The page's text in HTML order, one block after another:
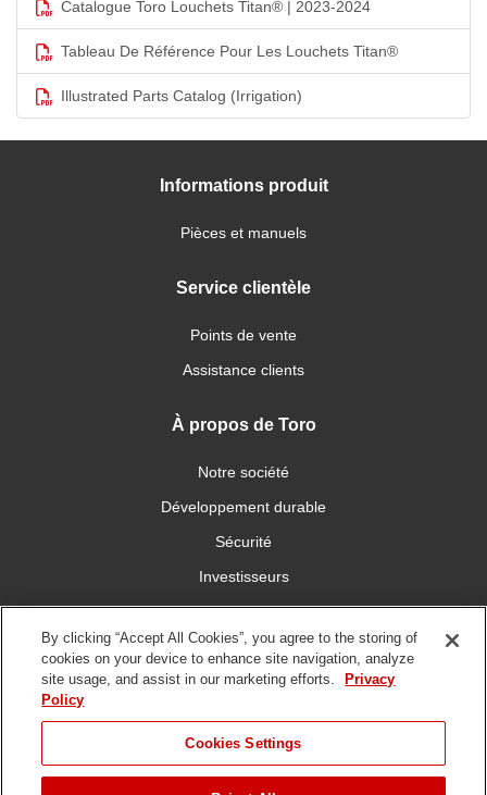
Catalogue Toro Louchets Titan® | 2023-2024
Tableau De Référence Pour Les Louchets Titan®
Illustrated Parts Catalog (Irrigation)
Informations produit
Pièces et manuels
Service clientèle
Points de vente
Assistance clients
À propos de Toro
Notre société
Développement durable
Sécurité
Investisseurs
Carrières
Connectez-vous avec nous
By clicking “Accept All Cookies”, you agree to the storing of
cookies on your device to enhance site navigation, analyze
site usage, and assist in our marketing efforts.
Privacy
Policy
Cookies Settings